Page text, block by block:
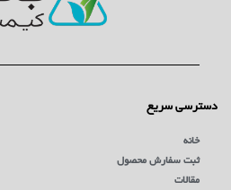
دسترسی سریع
خانه
ثبت سفارش محصول
مقالات